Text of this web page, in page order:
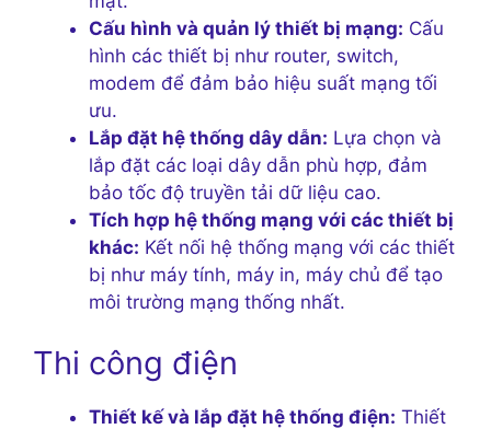
Cấu hình và quản lý thiết bị mạng: Cấu
hình các thiết bị như router, switch,
modem để đảm bảo hiệu suất mạng tối
ưu.
Lắp đặt hệ thống dây dẫn: Lựa chọn và
lắp đặt các loại dây dẫn phù hợp, đảm
bảo tốc độ truyền tải dữ liệu cao.
Tích hợp hệ thống mạng với các thiết bị
khác: Kết nối hệ thống mạng với các thiết
bị như máy tính, máy in, máy chủ để tạo
môi trường mạng thống nhất.
Thi công điện
Thiết kế và lắp đặt hệ thống điện: Thiết